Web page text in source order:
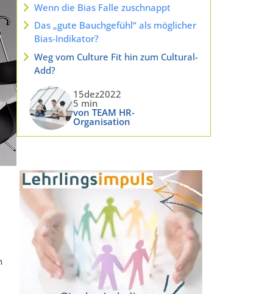
Wenn die Bias Falle zuschnappt
Das „gute Bauchgefühl“ als möglicher
Bias-Indikator?
Weg vom Culture Fit hin zum Cultural-
Add?
15dez2022
5 min
von TEAM HR-
Organisation